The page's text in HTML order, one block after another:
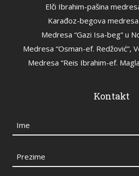
Elči Ibrahim-pašina
Karađoz-begova
Medresa “Gazi Isa-beg” u
Medresa “Osman-ef. Redžović”,
Medresa “Reis Ibrahim-ef.
Kontakt
Ime
Prezime